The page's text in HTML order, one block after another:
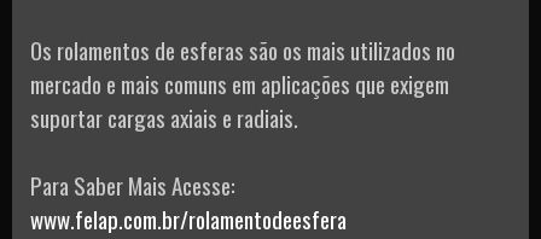
Os rolamentos de esferas são os mais utilizados no
mercado e mais comuns em aplicações que exigem
suportar cargas axiais e radiais.
Para Saber Mais Acesse:
www.felap.com.br/rolamentodeesfera